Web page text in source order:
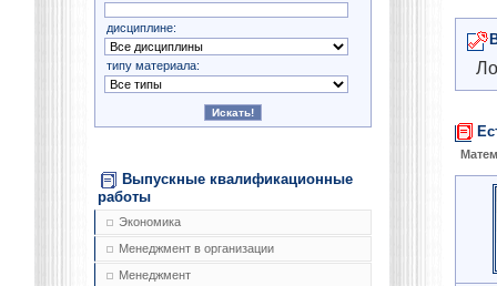
дисциплине:
типу материала:
Выпускные квалификационные
работы
Экономика
Менеджмент в организации
Менеджмент